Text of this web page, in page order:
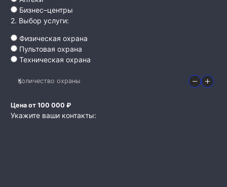
Бизнес–центры
2. Выбор услуги:
Физическая охрана
Пультовая охрана
Техническая охрана
Количество охраны
Цена от 100 000 ₽
Укажите ваши контакты: